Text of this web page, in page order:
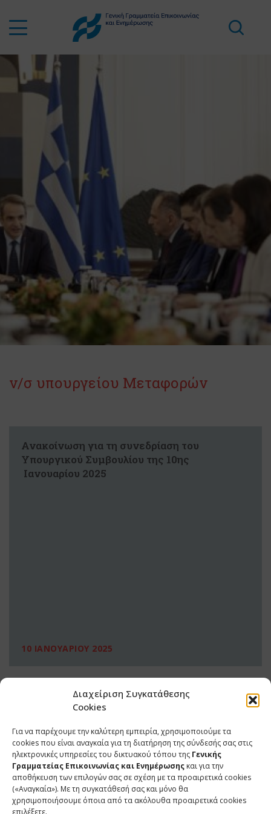
Διαχείριση Συγκατάθεσης
Cookies
Για να παρέχουμε την καλύτερη εμπειρία, χρησιμοποιούμε τα
cookies που είναι αναγκαία για τη διατήρηση της σύνδεσής σας στις
ηλεκτρονικές υπηρεσίες του δικτυακού τόπου της Γενικής
Γραμματείας Επικοινωνίας και Ενημέρωσης και για την
αποθήκευση των επιλογών σας σε σχέση με τα προαιρετικά cookies
(«Αναγκαία»). Με τη συγκατάθεσή σας και μόνο θα
χρησιμοποιήσουμε όποια από τα ακόλουθα προαιρετικά cookies
επιλέξετε.
ν/σ υπουργείου Μεταφορών
Ανακοίνωση για τη συνεδρίαση του
Υπουργικού Συμβουλίου της 10ης
Ιανουαρίου 2025
10 ΙΑΝΟΥΑΡΙΟΥ 2025
ΕΠΙΚΟΙΝΩΝΙΑ